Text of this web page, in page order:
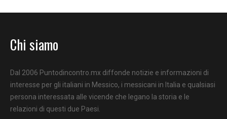
Chi siamo
Dal 2006 Puntodincontro.mx diffonde notizie e informazioni di
interesse per gli italiani in Messico, i messicani in Italia e qualsiasi
persona interessata alle vicende che legano la storia e le
relazioni di questi due Paesi.